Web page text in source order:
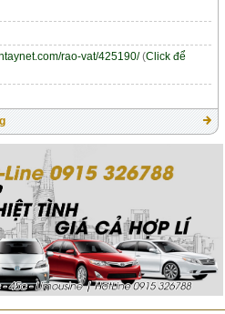
rao-vat/425190/(Click để